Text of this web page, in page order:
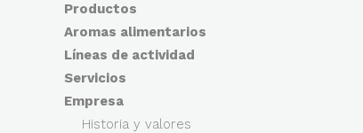
Productos
Aromas alimentarios
Líneas de actividad
Servicios
Empresa
Historia y valores